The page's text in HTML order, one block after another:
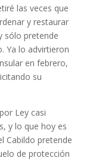
las veces que
y restaurar
sólo pretende
Ya lo advirtieron
en febrero,
su
Ley casi
y lo que hoy es
Cabildo pretende
de protección